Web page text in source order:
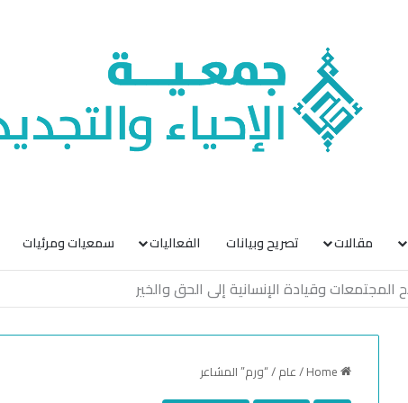
مقالات تصريح وبيانات الفعاليات سمعيات ومرئيات
/عام/“ورم” المشاعر